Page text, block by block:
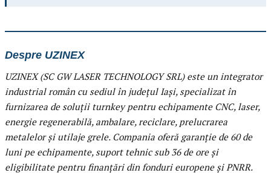
Despre UZINEX
UZINEX (SC GW LASER TECHNOLOGY SRL) este un integrator
industrial român cu sediul în județul Iași, specializat în
furnizarea de soluții turnkey pentru echipamente CNC, laser,
energie regenerabilă, ambalare, reciclare, prelucrarea
metalelor și utilaje grele. Compania oferă garanție de 60 de
luni pe echipamente, suport tehnic sub 36 de ore și
eligibilitate pentru finanțări din fonduri europene și PNRR.